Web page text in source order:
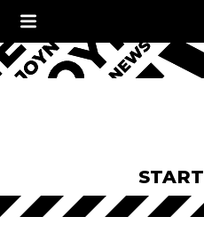
START